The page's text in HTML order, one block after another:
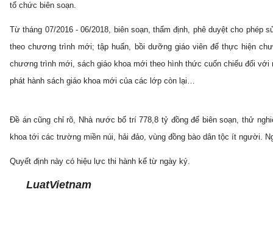
tổ chức biên soạn.
Từ tháng 07/2016 - 06/2018, biên soạn, thẩm định, phê duyệt cho
theo chương trình mới; tập huấn, bồi dưỡng giáo viên để thực hiện
chương trình mới, sách giáo khoa mới theo hình thức cuốn chiếu đối
phát hành sách giáo khoa mới của các lớp còn lại…
Đề án cũng chỉ rõ, Nhà nước bố trí 778,8 tỷ đồng để biên soạn, thử
khoa tới các trường miền núi, hải đảo, vùng đồng bào dân tộc ít người.
Quyết định này có hiệu lực thi hành kể từ ngày ký.
LuatVietnam